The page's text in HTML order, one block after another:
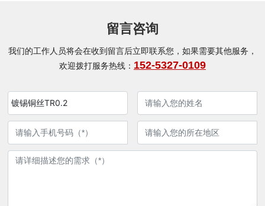
留言咨询
我们的工作人员将会在收到留言后立即联系您，如果需要其他服务，
欢迎拨打服务热线： 152-5327-0109
镀锡铜丝TR0.2